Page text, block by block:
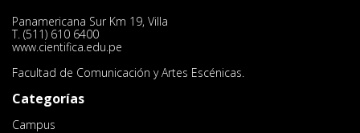
Panamericana Sur Km 19, Villa
T. (511) 610 6400
www.cientifica.edu.pe
Facultad de Comunicación y Artes Escénicas.
Categorías
Campus